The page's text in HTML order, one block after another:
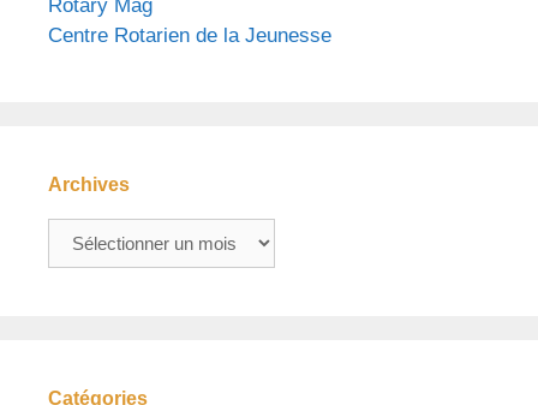
Rotary Mag
Centre Rotarien de la Jeunesse
Archives
Archives
Catégories